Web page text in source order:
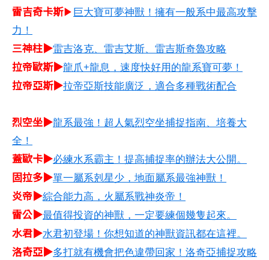
雷吉奇卡斯▶巨大寶可夢神獸！擁有一般系中最高攻擊
力！
三神柱▶雷吉洛克、雷吉艾斯、雷吉斯奇魯攻略
拉帝歐斯▶龍爪+龍息，速度快好用的龍系寶可夢！
拉帝亞斯▶拉帝亞斯技能廣泛，適合多種戰術配合
烈空坐▶龍系最強！超人氣烈空坐捕捉指南、培養大
全！
蓋歐卡▶必練水系霸主！提高捕捉率的辦法大公開。
固拉多▶單一屬系剋星少，地面屬系最強神獸！
炎帝▶綜合能力高，火屬系戰神炎帝！
雷公▶最值得投資的神獸，一定要練個幾隻起來。
水君▶水君初登場！你想知道的神獸資訊都在這裡。
洛奇亞▶多打就有機會把色違帶回家！洛奇亞捕捉攻略